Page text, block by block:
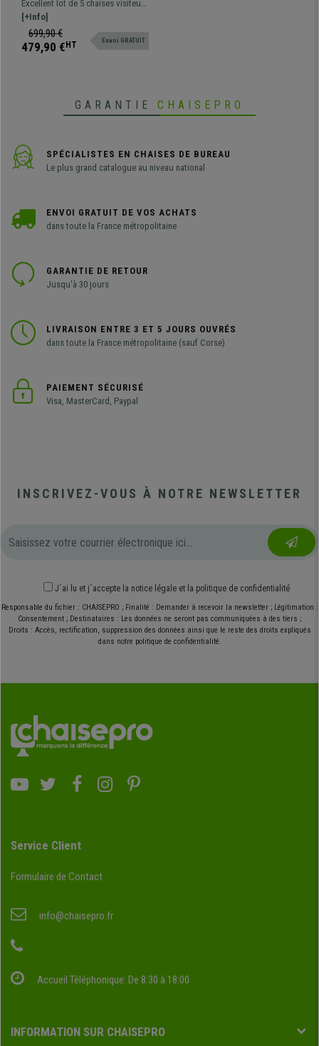
Empilables et Pratiques,
Piétement Noir, Bleu
Excellent lot de 5 chaises visiteur
ELVA AVEC ACCOUDOIRS. La
chaise parfaite pour ceux qui
recherchent un modèle résistant,
[+Info]
699,90 €
479,90 € HT Envoi GRATUIT
GARANTIE CHAISEPRO
SPÉCIALISTES EN CHAISES DE BUREAU
Le plus grand catalogue au niveau national
ENVOI GRATUIT DE VOS ACHATS
dans toute la France métropolitaine
GARANTIE DE RETOUR
Jusqu'à 30 jours
LIVRAISON ENTRE 3 ET 5 JOURS OUVRÉS
dans toute la France métropolitaine (sauf Corse)
PAIEMENT SÉCURISÉ
Visa, MasterCard, Paypal
INSCRIVEZ-VOUS À NOTRE NEWSLETTER
J´ai lu et j´accepte la notice légale et la politique de confidentialité
Responsable du fichier : CHAISEPRO ; Finalité : Demander à recevoir la newsletter ; Légitimation :
Consentement ; Destinataires : Les données ne seront pas communiquées à des tiers ;
Droits : Accès, rectification, suppression des données ainsi que le reste des droits expliqués
dans notre politique de confidentialité.
Service Client
Formulaire de Contact
info@chaisepro.fr
Accueil Téléphonique: De 8:30 à 18:00
INFORMATION SUR CHAISEPRO